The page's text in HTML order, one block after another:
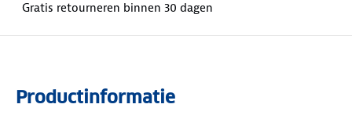
Gratis retourneren binnen 30 dagen
Productinformatie